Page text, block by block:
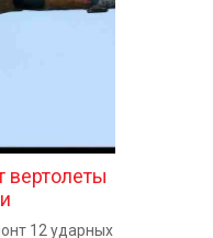
вертолеты
12 ударных